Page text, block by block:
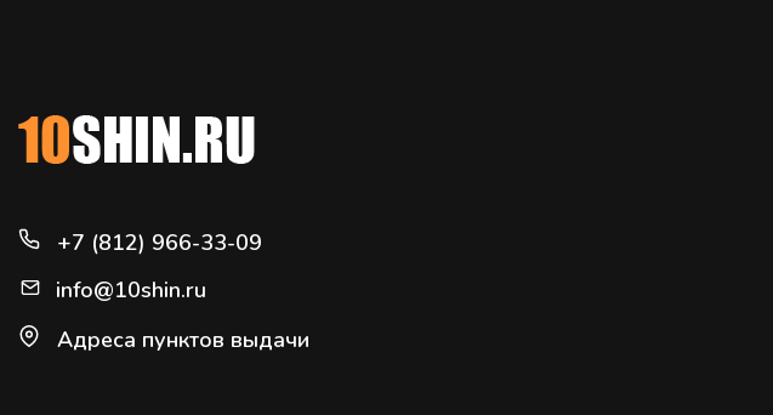
+7 (812) 966-33-09
info@10shin.ru
Адреса пунктов выдачи